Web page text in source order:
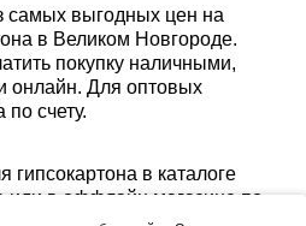
самых выгодных цен на
в Великом Новгороде.
покупку наличными,
онлайн. Для оптовых
счету.
в каталоге
или в оффлайн магазине по
Сырковское шоссе, 8а